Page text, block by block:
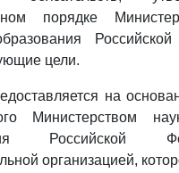
порядке
цели.
на
Министерством
Российской
организацией,